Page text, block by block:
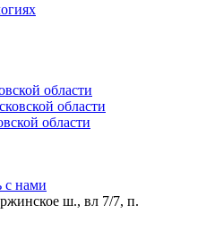
области
области
области
с нами
ш., вл 7/7, п.